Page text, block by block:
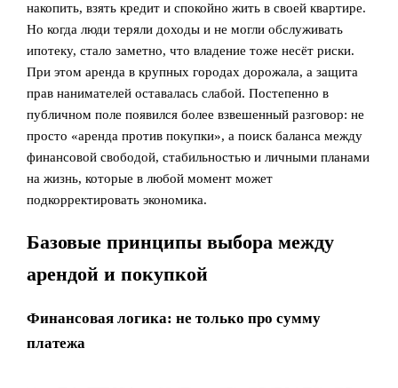
накопить, взять кредит и спокойно жить в своей квартире.
Но когда люди теряли доходы и не могли обслуживать
ипотеку, стало заметно, что владение тоже несёт риски.
При этом аренда в крупных городах дорожала, а защита
прав нанимателей оставалась слабой. Постепенно в
публичном поле появился более взвешенный разговор: не
просто «аренда против покупки», а поиск баланса между
финансовой свободой, стабильностью и личными планами
на жизнь, которые в любой момент может
подкорректировать экономика.
Базовые принципы выбора между
арендой и покупкой
Финансовая логика: не только про сумму
платежа